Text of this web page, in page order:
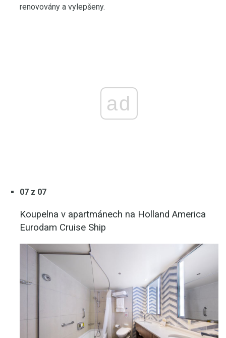
renovovány a vylepšeny.
ad
07 z 07
Koupelna v apartmánech na Holland America
Eurodam Cruise Ship